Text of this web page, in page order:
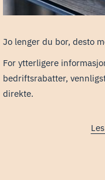
Jo lenger du bor, desto
For ytterligere
bedriftsrabatter,
direkte.